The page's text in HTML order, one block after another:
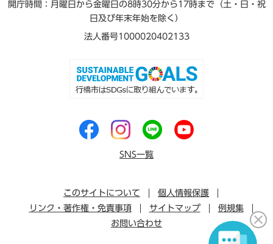
開庁時間：月曜日から金曜日の8時30分から17時まで（土・日・祝
日及び年末年始を除く）
法人番号1000020402133
SNS一覧
このサイトについて
個人情報保護
リンク・著作権・免責事項
サイトマップ
例規集
お問い合わせ